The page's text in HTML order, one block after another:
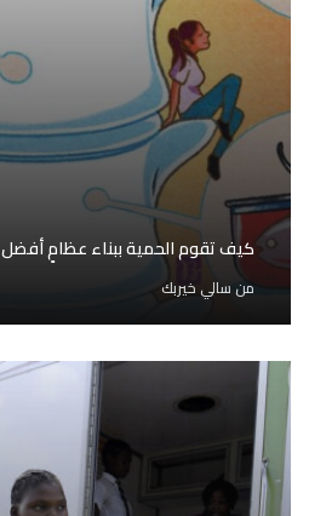
كيف تقوم الحمية ببناء عظامٍ أفضل
منسالي خيربك